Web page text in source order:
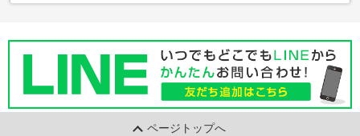
ページトップへ